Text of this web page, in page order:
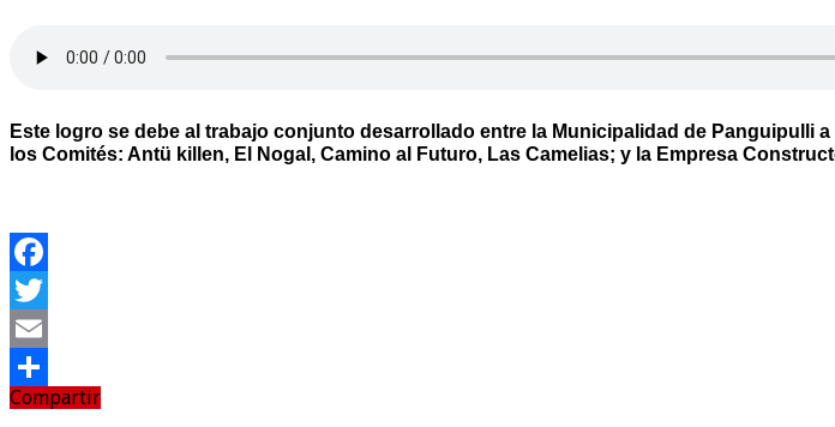
Este logro se debe al trabajo conjunto desarrollado entre la Municipalidad de Panguipulli
los Comités: Antü killen, El Nogal, Camino al Futuro, Las Camelias; y la Empresa
Facebook
Twitter
Email
Compartir
Compartir